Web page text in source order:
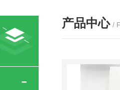
产品中心 /